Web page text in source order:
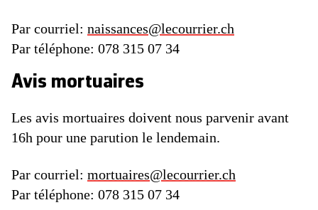
Par courriel: naissances@lecourrier.ch
Par téléphone: 078 315 07 34
Avis mortuaires
Les avis mortuaires doivent nous parvenir avant
16h pour une parution le lendemain.
Par courriel: mortuaires@lecourrier.ch
Par téléphone: 078 315 07 34